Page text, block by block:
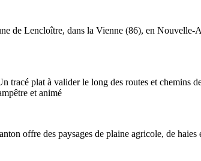
de Lencloître, dans la Vienne (86), en Nouvelle-
tracé plat à valider le long des routes et chemins
et animé
offre des paysages de plaine agricole, de haies